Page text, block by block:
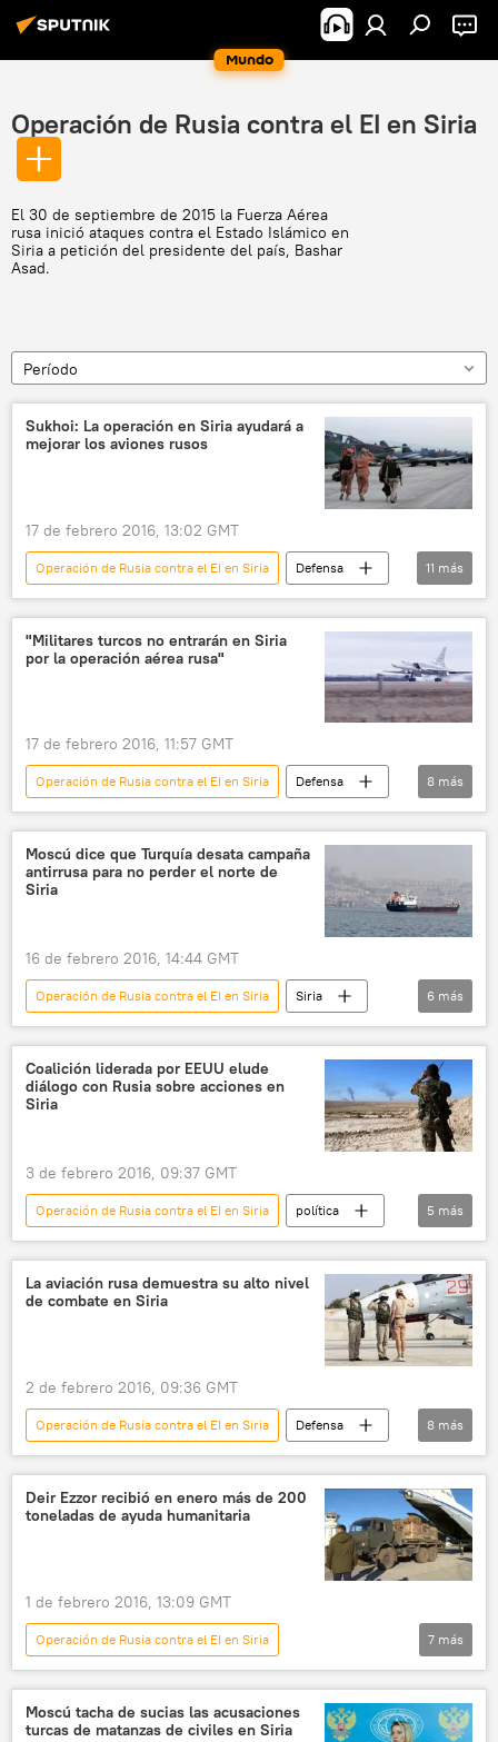
Mundo
Operación de Rusia contra el EI en Siria
El 30 de septiembre de 2015 la Fuerza Aérea
rusa inició ataques contra el Estado Islámico en
Siria a petición del presidente del país, Bashar
Asad.
Período
Sukhoi: La operación en Siria ayudará a
mejorar los aviones rusos
17 de febrero 2016, 13:02 GMT
Operación de Rusia contra el EI en Siria
Defensa
Internacional
Rusia
Ataques aéreos de Rusia contra el EI
Siria
Bashar Asad
Sukhoi
11 más
"Militares turcos no entrarán en Siria
por la operación aérea rusa"
17 de febrero 2016, 11:57 GMT
Operación de Rusia contra el EI en Siria
Defensa
Internacional
🌍 Oriente Medio
Rusia
Ataques aéreos de Rusia contra el EI
Siria
Fuerzas Democráticas de Siria (FDS)
8 más
Moscú dice que Turquía desata campaña
antirrusa para no perder el norte de
Siria
16 de febrero 2016, 14:44 GMT
Operación de Rusia contra el EI en Siria
Siria
Turquía
mar Caspio
desinformación
misiles balísticos
Rusia
noticias
6 más
Coalición liderada por EEUU elude
diálogo con Rusia sobre acciones en
Siria
3 de febrero 2016, 09:37 GMT
Operación de Rusia contra el EI en Siria
política
EEUU
Serguéi Lavrov
Rusia
terrorismo
noticias
5 más
La aviación rusa demuestra su alto nivel
de combate en Siria
2 de febrero 2016, 09:36 GMT
Operación de Rusia contra el EI en Siria
Defensa
Siria
Serguéi Shoigú
aviación
Frente al Nusra
Rusia
ISIS
terrorismo
noticias
8 más
Deir Ezzor recibió en enero más de 200
toneladas de ayuda humanitaria
1 de febrero 2016, 13:09 GMT
Operación de Rusia contra el EI en Siria
Internacional
🌍 Oriente Medio
Siria
Ígor Konashénkov
ayuda humanitaria
7 más
Moscú tacha de sucias las acusaciones
turcas de matanzas de civiles en Siria